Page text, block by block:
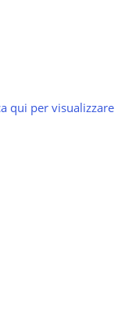
qui per visualizzare